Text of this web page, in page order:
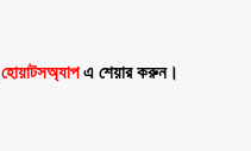
হোয়াটসঅ্যাপএ শেয়ার করুন।